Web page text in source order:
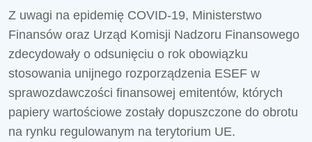
Z uwagi na epidemię COVID-19, Ministerstwo
Finansów oraz Urząd Komisji Nadzoru Finansowego
zdecydowały o odsunięciu o rok obowiązku
stosowania unijnego rozporządzenia ESEF w
sprawozdawczości finansowej emitentów, których
papiery wartościowe zostały dopuszczone do obrotu
na rynku regulowanym na terytorium UE.